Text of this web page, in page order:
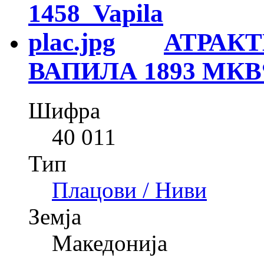
ВАПИЛА 1893 МКВ
Шифра
40 011
Тип
Плацови / Ниви
Земја
Македонија